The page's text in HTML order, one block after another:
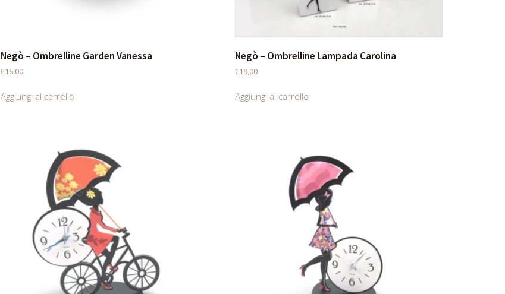
Negò – Ombrelline Garden Vanessa
€16,00
Aggiungi al carrello
Negò – Ombrelline Lampada Carolina
€19,00
Aggiungi al carrello